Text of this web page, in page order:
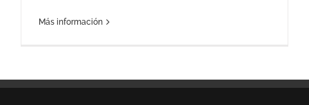
Más información